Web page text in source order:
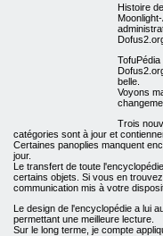
Histoire
belle.
Voyons
Trois
catégories sont à jour et
Certaines panoplies manquent
jour.
Le transfert de toute
certains objets. Si vous en
communication mis à votre
Le design de l'encyclopédie a lui
permettant une meilleure lecture.
Sur le long terme, je compte